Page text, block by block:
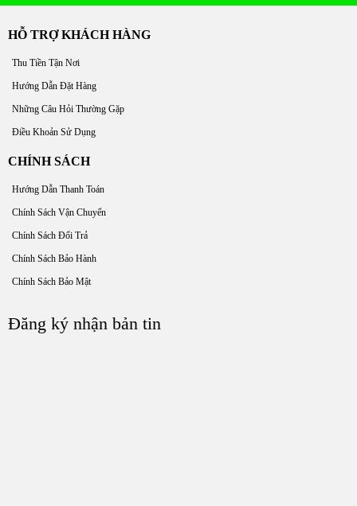
HỖ TRỢ KHÁCH HÀNG
Thu Tiền Tận Nơi
Hướng Dẫn Đặt Hàng
Những Câu Hỏi Thường Gặp
Điều Khoản Sử Dụng
CHÍNH SÁCH
Hướng Dẫn Thanh Toán
Chính Sách Vận Chuyển
Chính Sách Đổi Trả
Chính Sách Bảo Hành
Chính Sách Bảo Mật
Đăng ký nhận bản tin